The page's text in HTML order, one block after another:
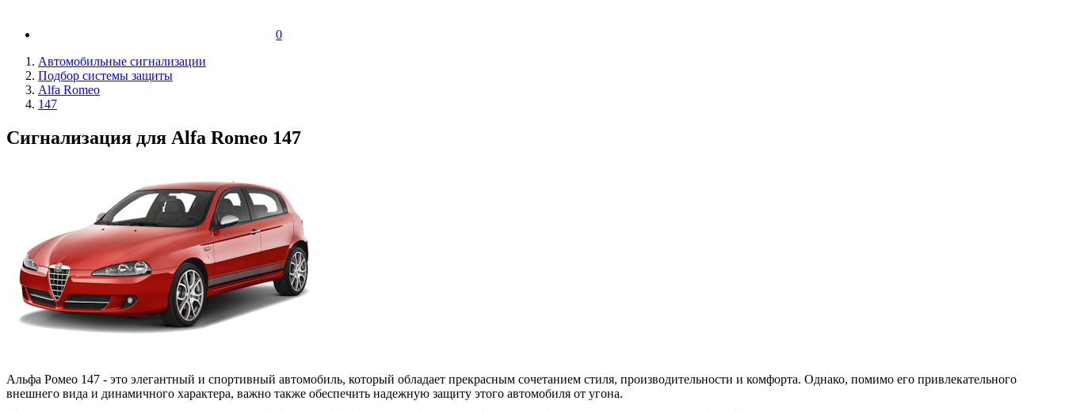
0
Автомобильные сигнализации
Подбор системы защиты
Alfa Romeo
147
Сигнализация для Alfa Romeo 147
Альфа Ромео 147 - это элегантный и спортивный автомобиль, который обладает прекрасным сочетанием стиля, производительности и комфорта. Однако, помимо его привлекательного
внешнего вида и динамичного характера, важно также обеспечить надежную защиту этого автомобиля от угона.